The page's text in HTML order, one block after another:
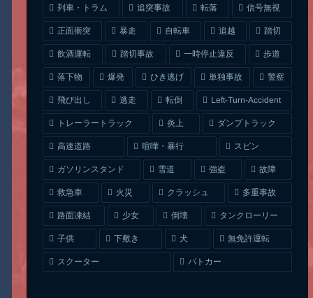
列車・トラム 追突事故 転落 信号無視
正面衝突 暴走 自転車 追越 踏切
飲酒運転 踏切事故 一時停止違反 歩道
落下物 爆発 ひき逃げ 単独事故 警察
飛び出し 逃走 転倒 Left-Turn-Accident
トレーラートラック 炎上 ダンプトラック
高速道路 喧嘩・暴行 スピン
ガソリンスタンド 雪道 強盗 故障
救急車 火災 クラッシュ 多重事故
路面凍結 少女 倒壊 タンクローリー
子供 下敷き 犬 無免許運転
スクーター パトカー